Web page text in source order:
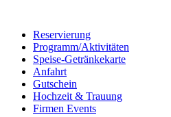
springenReservierung
Programm/Aktivitäten
Speise-Getränkekarte
Anfahrt
Gutschein
Hochzeit & Trauung
Firmen Events